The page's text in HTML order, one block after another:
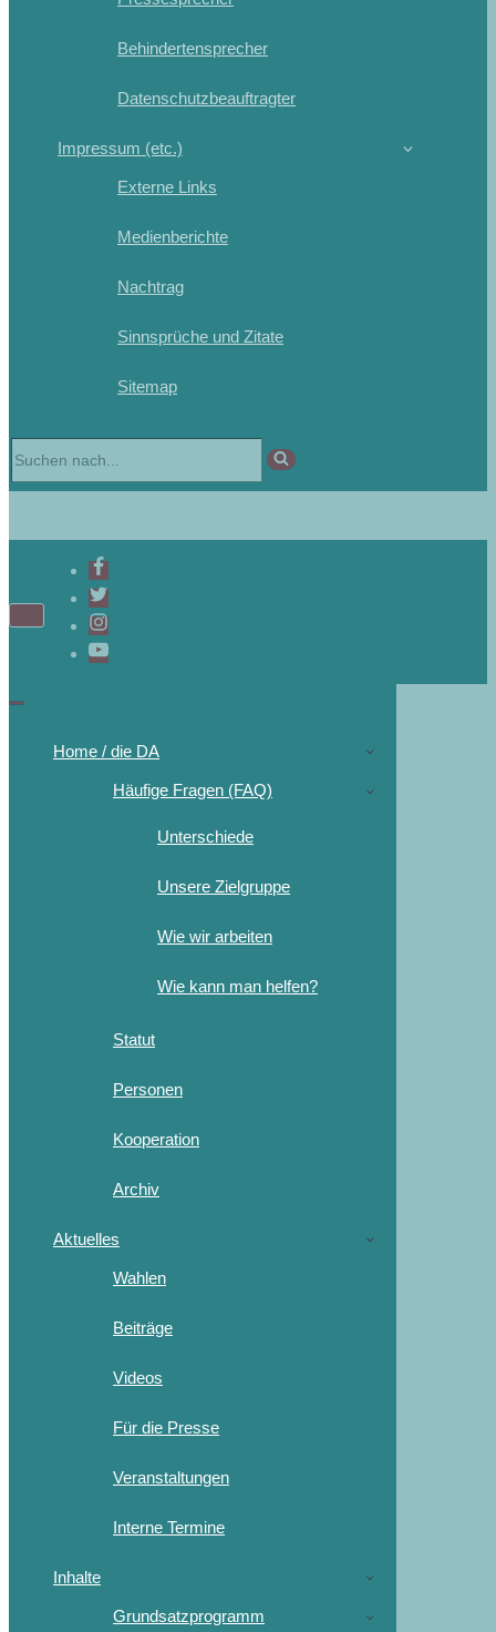
Behindertensprecher
Datenschutzbeauftragter
Impressum (etc.)
Externe Links
Medienberichte
Nachtrag
Sinnsprüche und Zitate
Sitemap
Navigations-
Navigations-
Home / die DA
Häufige Fragen (FAQ)
Unterschiede
Unsere Zielgruppe
Wie wir arbeiten
Wie kann man helfen?
Statut
Personen
Kooperation
Archiv
Aktuelles
Wahlen
Beiträge
Videos
Für die Presse
Veranstaltungen
Interne Termine
Inhalte
Grundsatzprogramm